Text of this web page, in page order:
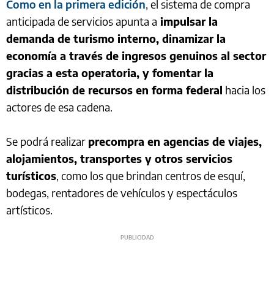
Como en la primera edición, el sistema de compra
anticipada de servicios apunta a impulsar la
demanda de turismo interno, dinamizar la
economía a través de ingresos genuinos al sector
gracias a esta operatoria, y fomentar la
distribución de recursos en forma federal hacia los
actores de esa cadena.
Se podrá realizar precompra en agencias de viajes,
alojamientos, transportes y otros servicios
turísticos, como los que brindan centros de esquí,
bodegas, rentadores de vehículos y espectáculos
artísticos.